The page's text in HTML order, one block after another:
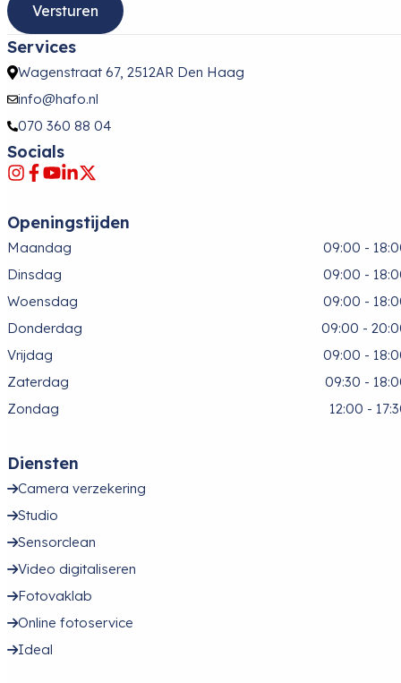
Versturen
Services
Wagenstraat 67, 2512AR Den Haag
info@hafo.nl
070 360 88 04
Socials
Openingstijden
Maandag
09:00 -
Dinsdag
09:00 -
Woensdag
09:00 -
Donderdag
09:00 -
Vrijdag
09:00 -
Zaterdag
09:30 -
Zondag
12:00 -
Diensten
Camera verzekering
Studio
Sensorclean
Video digitaliseren
Fotovaklab
Online fotoservice
Ideal